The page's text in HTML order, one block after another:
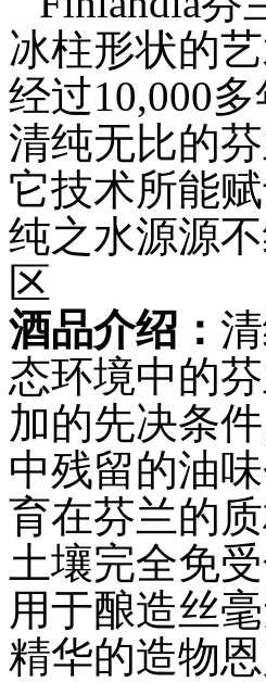
冰柱形状的
经过10,000
清纯无比的
它技术所能
纯之水源源
区
酒品介绍：
态环境中的
加的先决条
中残留的油
育在芬兰的
土壤完全免
用于酿造丝
精华的造物